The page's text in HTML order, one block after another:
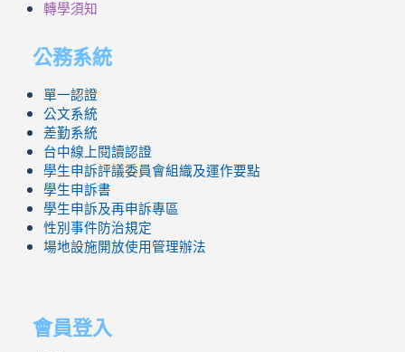
轉學須知
公務系統
單一認證
公文系統
差勤系統
台中線上閱讀認證
學生申訴評議委員會組織及運作要點
學生申訴書
學生申訴及再申訴專區
性別事件防治規定
場地設施開放使用管理辦法
會員登入